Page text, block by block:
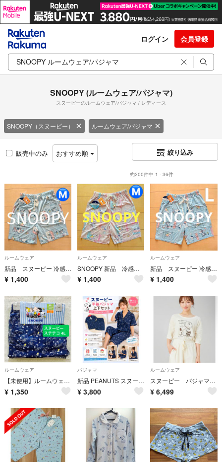
ログイン 会員登録
SNOOPY (ルームウェア/パジャマ)
スヌーピーのルームウェア/パジャマ / レディース
SNOOPY（スヌーピー） ルームウェア/パジャマ
販売中のみ おすすめ順 絞り込み
約200件中 1 - 36件
ルームウェア
新品 スヌーピー 冷感 ハーフパンツ ルームパンツ 部屋着 ブルー M
¥ 1,400
ルームウェア
SNOOPY 新品 冷感 ハーフパンツ ルームパンツ 部屋着 ピンク M
¥ 1,400
ルームウェア
新品 スヌーピー 冷感 ハーフパンツ ルームパンツ ブルー L
¥ 1,400
ルームウェア
【未使用】ルームウェア スヌーピー ステテコ ワイド4Lネイビー
¥ 1,350
パジャマ
新品 PEANUTS スヌーピー 半袖パジャマ 上下セット Mサイズ ネイビー
¥ 3,800
ルームウェア
スヌーピー パジャマ Luanna Jena 未使用未開封
¥ 6,499